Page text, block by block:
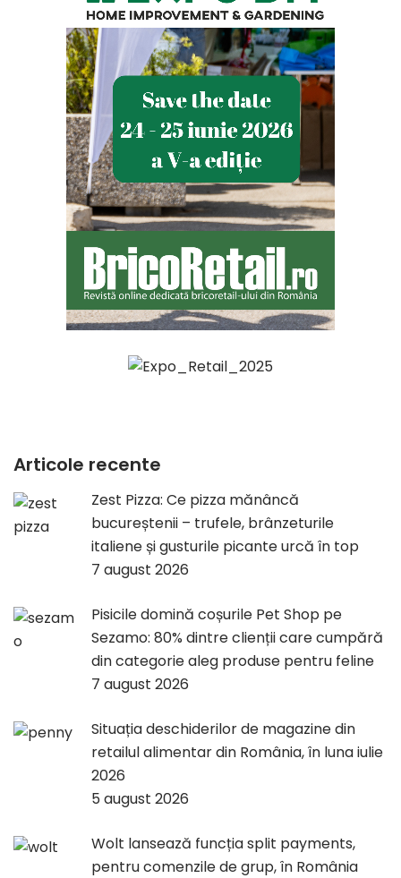
Articole recente
Zest Pizza: Ce pizza mănâncă
bucureștenii – trufele, brânzeturile
italiene și gusturile picante urcă în top
7 august 2026
Pisicile domină coșurile Pet Shop pe
Sezamo: 80% dintre clienții care cumpără
din categorie aleg produse pentru feline
7 august 2026
Situația deschiderilor de magazine din
retailul alimentar din România, în luna iulie
2026
5 august 2026
Wolt lansează funcția split payments,
pentru comenzile de grup, în România